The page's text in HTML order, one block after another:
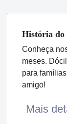
História do
Conheça
meses.
para
amigo!
Mais